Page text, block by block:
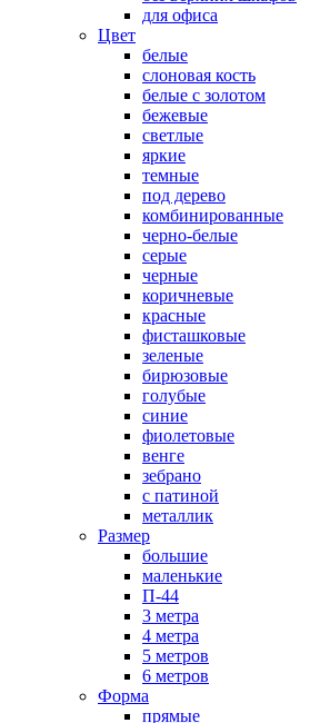
для офиса
Цвет
белые
слоновая кость
белые с золотом
бежевые
светлые
яркие
темные
под дерево
комбинированные
черно-белые
серые
черные
коричневые
красные
фисташковые
зеленые
бирюзовые
голубые
синие
фиолетовые
венге
зебрано
с патиной
металлик
Размер
большие
маленькие
П-44
3 метра
4 метра
5 метров
6 метров
Форма
прямые